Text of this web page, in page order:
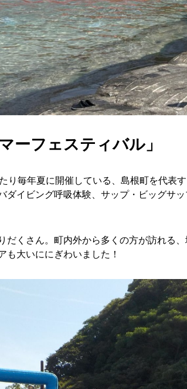
ーフェスティバル」
り毎年夏に開催している、島根町を代表
イビング呼吸体験、サップ・ビッグサ
くさん。町内外から多くの方が訪れる
も大いににぎわいました！